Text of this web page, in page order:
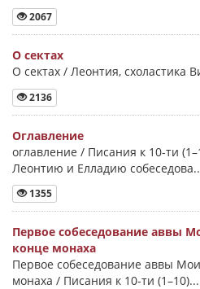
2067
О сектах
О сектах / Леонтия, схоластика
2136
Оглавление
оглавление / Писания к 10-ти
Леонтию и Елладию
1355
Первое собеседование аввы
конце монаха
Первое собеседование аввы
монаха / Писания к 10-ти (1–10)...